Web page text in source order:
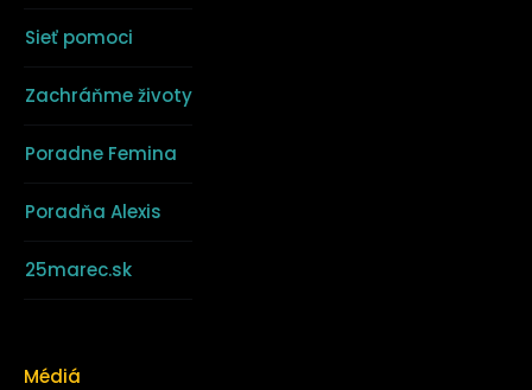
Sieť pomoci
Zachráňme životy
Poradne Femina
Poradňa Alexis
25marec.sk
Médiá